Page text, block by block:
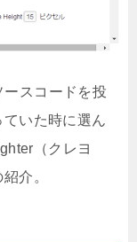
スコードを投
いた時に選ん
（クレヨ
介。